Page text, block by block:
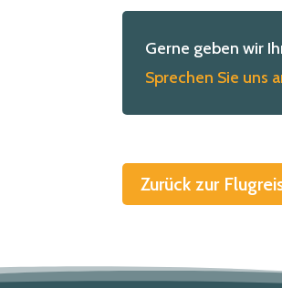
Gerne geben wir
Sprechen Sie uns
Zurück zur